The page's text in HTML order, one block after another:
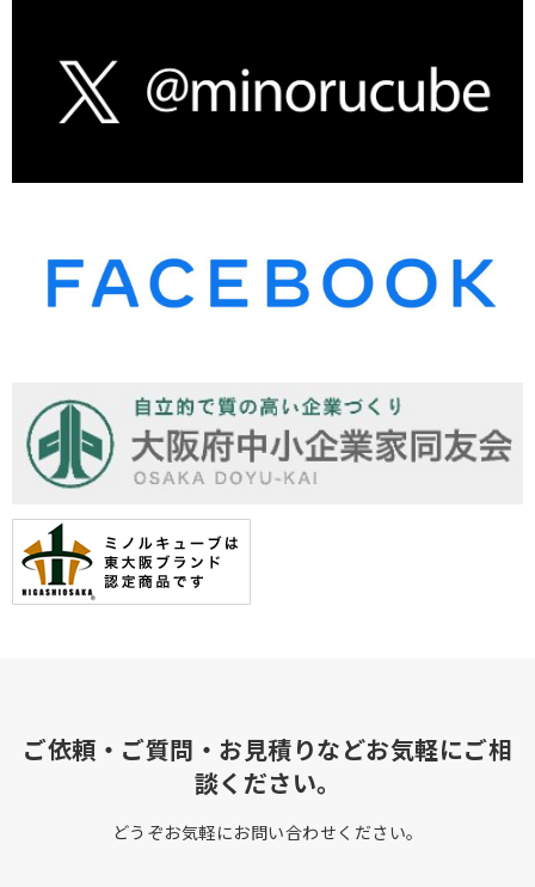
ご依頼・ご質問・お見積りなどお気軽にご相
談ください。
どうぞお気軽にお問い合わせください。